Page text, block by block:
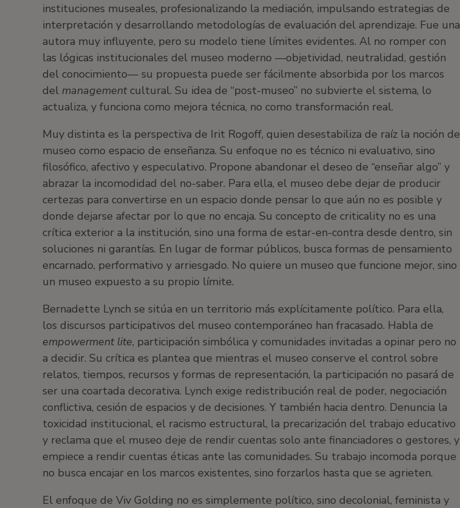
instituciones museales, profesionalizando la mediación, impulsando estrategias de
interpretación y desarrollando metodologías de evaluación del aprendizaje. Fue una
autora muy influyente, pero su modelo tiene límites evidentes. Al no romper con
las lógicas institucionales del museo moderno —objetividad, neutralidad, gestión
del conocimiento— su propuesta puede ser fácilmente absorbida por los marcos
del managementcultural. Su idea de “post-museo” no subvierte el sistema, lo
actualiza, y funciona como mejora técnica, no como transformación real.
Muy distinta es la perspectiva de Irit Rogoff, quien desestabiliza de raíz la noción de
museo como espacio de enseñanza. Su enfoque no es técnico ni evaluativo, sino
filosófico, afectivo y especulativo. Propone abandonar el deseo de “enseñar algo” y
abrazar la incomodidad del no-saber. Para ella, el museo debe dejar de producir
certezas para convertirse en un espacio donde pensar lo que aún no es posible y
donde dejarse afectar por lo que no encaja. Su concepto de criticality no es una
crítica exterior a la institución, sino una forma de estar-en-contra desde dentro, sin
soluciones ni garantías. En lugar de formar públicos, busca formas de pensamiento
encarnado, performativo y arriesgado. No quiere un museo que funcione mejor, sino
un museo expuesto a su propio límite.
Bernadette Lynch se sitúa en un territorio más explícitamente político. Para ella,
los discursos participativos del museo contemporáneo han fracasado. Habla de
empowerment lite, participación simbólica y comunidades invitadas a opinar pero no
a decidir. Su crítica es plantea que mientras el museo conserve el control sobre
relatos, tiempos, recursos y formas de representación, la participación no pasará de
ser una coartada decorativa. Lynch exige redistribución real de poder, negociación
conflictiva, cesión de espacios y de decisiones. Y también hacia dentro. Denuncia la
toxicidad institucional, el racismo estructural, la precarización del trabajo educativo
y reclama que el museo deje de rendir cuentas solo ante financiadores o gestores, y
empiece a rendir cuentas éticas ante las comunidades. Su trabajo incomoda porque
no busca encajar en los marcos existentes, sino forzarlos hasta que se agrieten.
El enfoque de Viv Golding no es simplemente político, sino decolonial, feminista y